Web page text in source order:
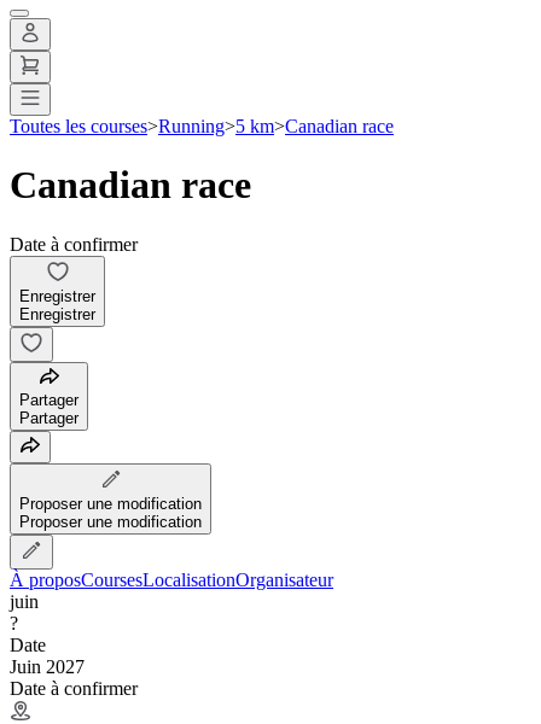
Toutes les courses>Running>5 km>Canadian race
Canadian race
Date à confirmer
Enregistrer
Enregistrer
Partager
Partager
Proposer une modification
Proposer une modification
À proposCoursesLocalisationOrganisateur
juin
?
Date
Juin 2027
Date à confirmer